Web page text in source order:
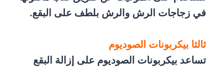
في زجاجات الرش والرش بلطف على البقع.
ثالثا بيكربونات الصوديوم
تساعد بيكربونات الصوديوم على إزالة البقع